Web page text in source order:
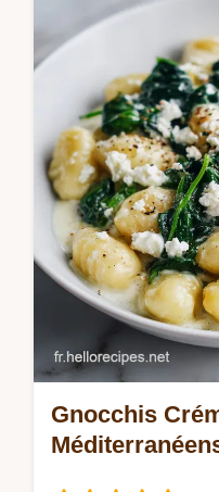
Cette recette
épinards et
de timing précis.
Gnocchis